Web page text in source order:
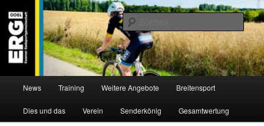
Inhalt
wechseln
sekundären
Inhalt
wechselnERG 1900 e.V
Willkommen bei der Essener Radsportgemeinschaft
News Training Weitere Angebote Breitensport
Dies und das Verein Senderkönig Gesamtwertung